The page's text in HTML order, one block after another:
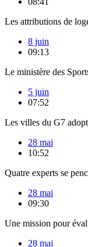
Les attributions de
8 juin
09:13
Le ministère des
5 juin
07:52
Les villes du G7
28 mai
10:52
Quatre experts se
28 mai
09:30
Une mission pour
28 mai